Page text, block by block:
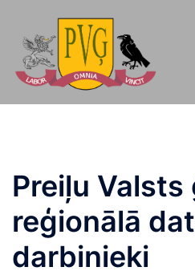
saturu
Preiļu
reģionālā
darbinieki